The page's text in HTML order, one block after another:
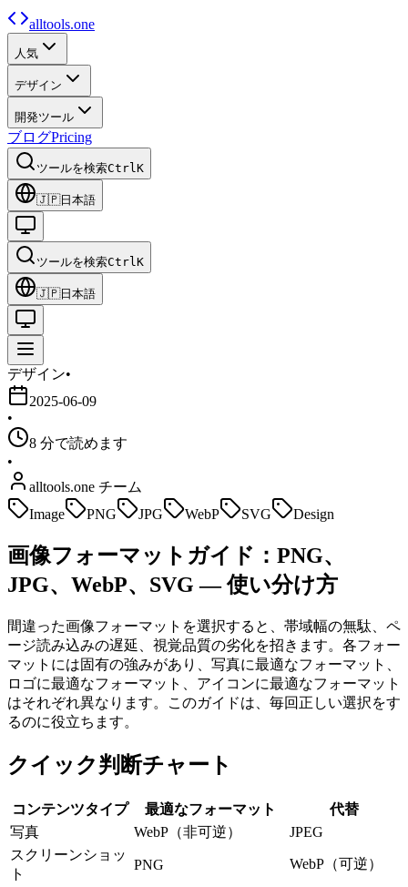
alltools.one
人気
デザイン
開発ツール
ブログPricing
ツールを検索CtrlK
🇯🇵日本語
ツールを検索CtrlK
🇯🇵日本語
デザイン•
2025-06-09
•
8 分で読めます
•
alltools.one チーム
Image
PNG JPG WebP SVG Design
画像フォーマットガイド：PNG、
JPG、WebP、SVG — 使い分け方
間違った画像フォーマットを選択すると、帯域幅の無駄、ペ
ージ読み込みの遅延、視覚品質の劣化を招きます。各フォー
マットには固有の強みがあり、写真に最適なフォーマット、
ロゴに最適なフォーマット、アイコンに最適なフォーマット
はそれぞれ異なります。このガイドは、毎回正しい選択をす
るのに役立ちます。
クイック判断チャート
コンテンツタイプ 最適なフォーマット
代替
写真
WebP（非可逆）
JPEG
スクリーンショッ
ト
PNG WebP（可逆）